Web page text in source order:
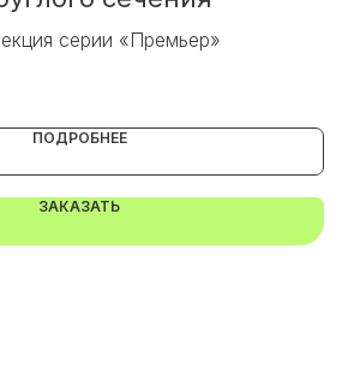
серии «Премьер»
ПОДРОБНЕЕ
ЗАКАЗАТЬ
MAX